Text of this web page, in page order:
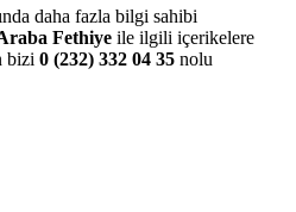
daha fazla bilgi sahibi
Fethiye ile ilgili içerikelere
bizi 0 (232) 332 04 35 nolu